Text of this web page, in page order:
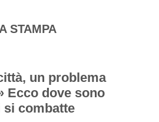
STAMPA
un problema
Ecco dove sono
si combatte